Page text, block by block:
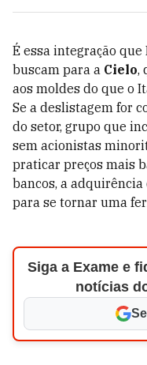
É essa integração
buscam para a Cielo,
aos moldes do que o
Se a deslistagem for
do setor, grupo que
sem acionistas
praticar preços mais
bancos, a
para se tornar uma
Siga a Exame e
notícias